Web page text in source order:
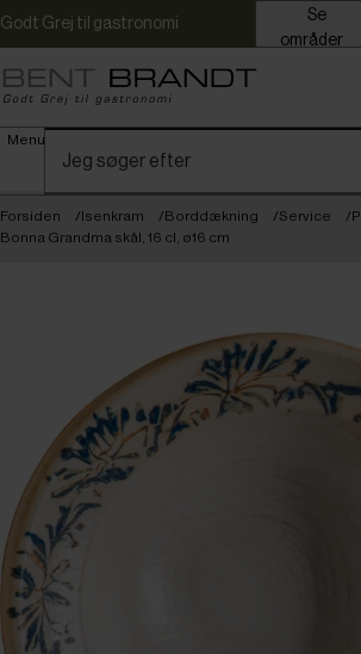
Godt Grej til gastronomi
områder
Menu
Forsiden Isenkram Borddækning Service
Bonna Grandma skål, 16 cl, ø16 cm